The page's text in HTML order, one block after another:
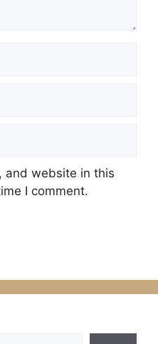
and website in this
I comment.